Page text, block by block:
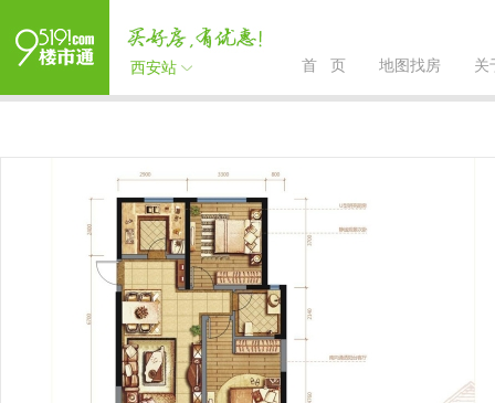
西安站 首 页 地图找房 关